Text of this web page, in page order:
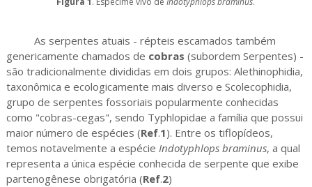
As serpentes atuais - répteis escamados também
genericamente chamados de cobras (subordem Serpentes) -
são tradicionalmente divididas em dois grupos: Alethinophidia,
taxonômica e ecologicamente mais diverso e Scolecophidia,
grupo de serpentes fossoriais popularmente conhecidas
como "cobras-cegas", sendo Typhlopidae a família que possui
maior número de espécies (Ref.1). Entre os tiflopídeos,
temos notavelmente a espécie Indotyphlops braminus, a qual
representa a única espécie conhecida de serpente que exibe
partenogênese obrigatória (Ref.2)